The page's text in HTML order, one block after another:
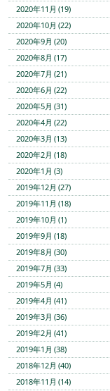
2020年11月 (19)
2020年10月 (22)
2020年9月 (20)
2020年8月 (17)
2020年7月 (21)
2020年6月 (22)
2020年5月 (31)
2020年4月 (22)
2020年3月 (13)
2020年2月 (18)
2020年1月 (3)
2019年12月 (27)
2019年11月 (18)
2019年10月 (1)
2019年9月 (18)
2019年8月 (30)
2019年7月 (33)
2019年5月 (4)
2019年4月 (41)
2019年3月 (36)
2019年2月 (41)
2019年1月 (38)
2018年12月 (40)
2018年11月 (14)